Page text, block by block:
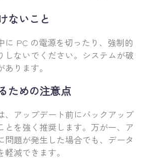
ないこと
に PC の電源を切ったり、強制的
しないでください。システムが破
ります。
ための注意点
、アップデート前にバックアップ
とを強く推奨します。万が一、ア
問題が発生した場合でも、データ
減できます。